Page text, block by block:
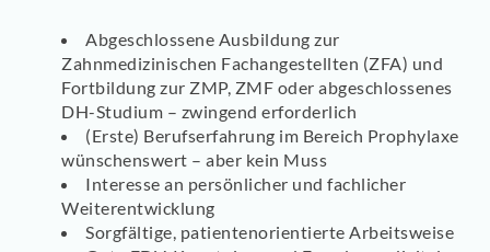
Abgeschlossene Ausbildung zur
Zahnmedizinischen Fachangestellten (ZFA) und
Fortbildung zur ZMP, ZMF oder abgeschlossenes
DH-Studium – zwingend erforderlich
(Erste) Berufserfahrung im Bereich Prophylaxe
wünschenswert – aber kein Muss
Interesse an persönlicher und fachlicher
Weiterentwicklung
Sorgfältige, patientenorientierte Arbeitsweise